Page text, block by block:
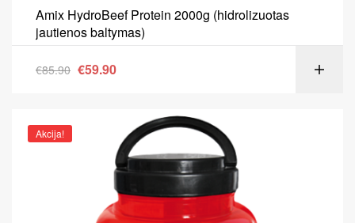
Amix HydroBeef Protein 2000g (hidrolizuotas
jautienos baltymas)
€85.90 €59.90
Akcija!